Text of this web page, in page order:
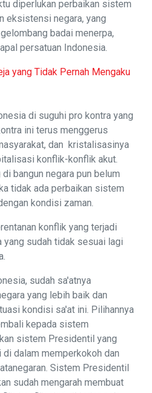
diperlukan perbaikan sistem
eksistensi negara, yang
badai menerpa,
persatuan Indonesia.
yang Tidak Pernah Mengaku
di suguhi pro kontra yang
ini terus menggerus
dan kristalisasinya
konflik-konflik akut.
bangun negara pun belum
tidak ada perbaikan sistem
kondisi zaman.
konflik yang terjadi
sudah tidak sesuai lagi
sudah sa'atnya
yang lebih baik dan
kondisi sa'at ini. Pilihannya
kepada sistem
sistem Presidentil yang
dalam memperkokoh dan
Sistem Presidentil
sudah mengarah membuat